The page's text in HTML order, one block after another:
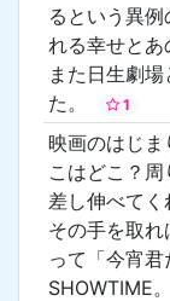
るという異
れる幸せと
また日生劇
た。
1
映画のはじま
こはどこ？
差し伸べてく
その手を取
って「今宵
SHOWTIME